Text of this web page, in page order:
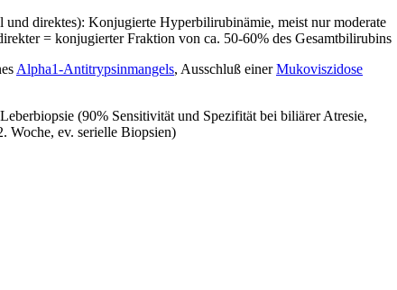
direktes): Konjugierte Hyperbilirubinämie, meist nur moderate
= konjugierter Fraktion von ca. 50-60% des Gesamtbilirubins
Alpha1-Antitrypsinmangels, Ausschluß einerMukoviszidose
(90% Sensitivität und Spezifität bei biliärer Atresie,
Woche, ev. serielle Biopsien)